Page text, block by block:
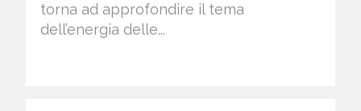
torna ad approfondire il tema
dell’energia delle...